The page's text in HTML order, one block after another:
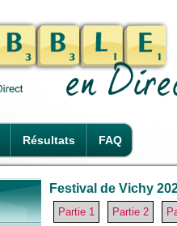
Résultats FAQ
Festival de Vichy
Partie 1 Partie 2